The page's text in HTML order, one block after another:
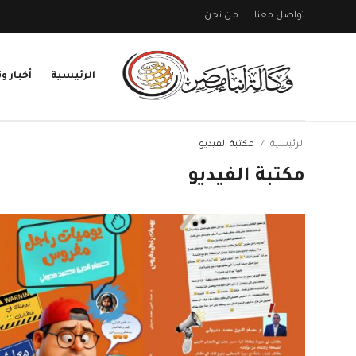
تواصل معنا من نحن
الرئيسية أخبار
تسجيل
تسجيل
اتصالات وتكنولوجيامحافظات
ثقافة وفنونعالم وسفاراتمجتمع مدنى
الرئيسية مكتبة الفيديو
مكتبة الفيديو